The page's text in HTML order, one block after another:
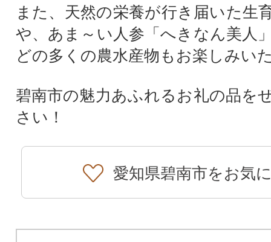
また、天然の栄養が行き届いた生
や、あま～い人参「へきなん美人
どの多くの農水産物もお楽しみい
碧南市の魅力あふれるお礼の品を
さい！
愛知県碧南市をお気